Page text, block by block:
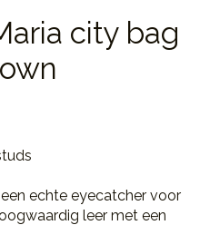
city bag
echte eyecatcher voor
leer met een